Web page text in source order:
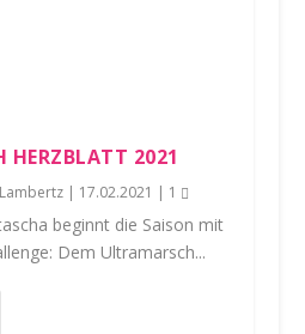
HERZBLATT 2021
| 17.02.2021 | 1
beginnt die Saison mit
Dem Ultramarsch...